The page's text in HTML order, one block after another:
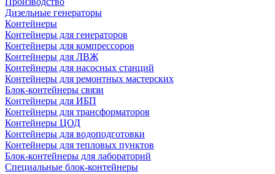
Дизельные генераторы
Контейнеры
Контейнеры для генераторов
Контейнеры для компрессоров
Контейнеры для ЛВЖ
Контейнеры для насосных станций
Контейнеры для ремонтных мастерских
Блок-контейнеры связи
Контейнеры для ИБП
Контейнеры для трансформаторов
Контейнеры ЦОД
Контейнеры для водоподготовки
Контейнеры для тепловых пунктов
Блок-контейнеры для лабораторий
Специальные блок-контейнеры